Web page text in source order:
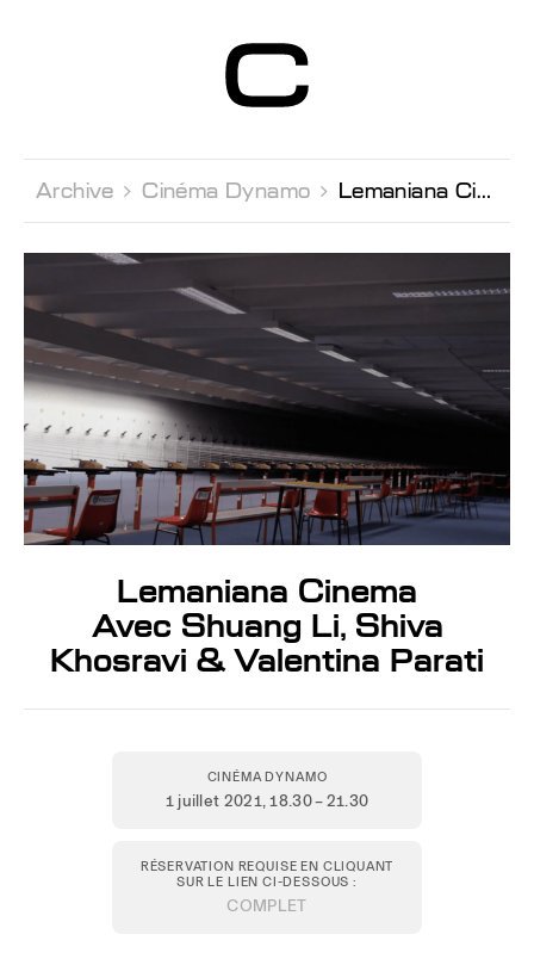
Contemporain
Genève
Archive  Cinéma Dynamo  Lemaniana Cinema Avec Shuang Li, Shiva Khosravi & Valentina Parati
Lemaniana Cinema
Avec Shuang Li, Shiva
Khosravi & Valentina Parati
CINÉMA DYNAMO
1 juillet 2021, 18.30 – 21.30
RÉSERVATION REQUISE EN CLIQUANT
SUR LE LIEN CI-DESSOUS :
COMPLET